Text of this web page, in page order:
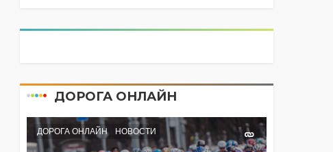
ДОРОГА ОНЛАЙН
ДОРОГА ОНЛАЙН НОВОСТИ